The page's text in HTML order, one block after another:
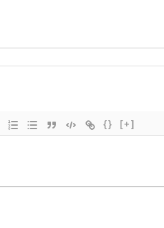
{} [+]